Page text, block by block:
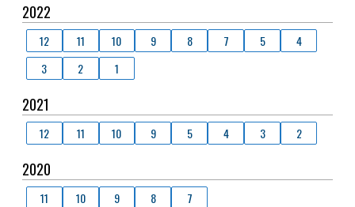
2022
12 11 10 9 8 7 5
4
3
2 1
2021
12 11 10 9 5 4 3 2
2020
11 10 9 8 7